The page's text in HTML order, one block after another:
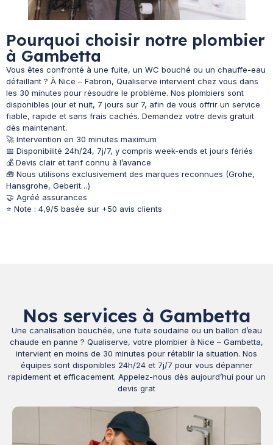
Pourquoi choisir notre plombier
à Gambetta
Vous êtes confronté à une fuite, un WC bouché ou un chauffe-eau
défaillant ? À Nice – Fabron, Qualiserve intervient chez vous dans
les 30 minutes pour résoudre le problème. Nos plombiers sont
disponibles jour et nuit, 7 jours sur 7, afin de vous offrir un service
fiable, rapide et sans frais cachés. Demandez votre devis gratuit
dès maintenant.
🚀 Intervention en 30 minutes maximum
📅 Disponibilité 24h/24, 7j/7, y compris week-ends et jours fériés
💰 Devis clair et tarif connu à l’avance
🧰 Nous utilisons exclusivement des marques reconnues (Grohe,
Hansgrohe, Geberit…)
🤝 Agréé assurances
⭐ Note : 4,9/5 basée sur +50 avis clients
Nos services à Gambetta
Une canalisation bouchée, une fuite soudaine ou un ballon d’eau
chaude en panne ? Qualiserve, votre plombier à Nice – Gambetta,
intervient en moins de 30 minutes pour rétablir la situation. Nos
équipes sont disponibles 24h/24 et 7j/7 pour vous dépanner
rapidement et efficacement. Appelez-nous dès aujourd’hui pour un
devis grat